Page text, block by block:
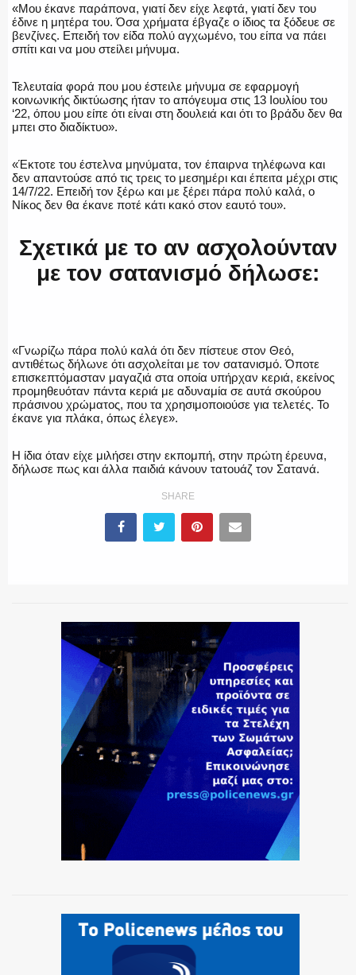
ΑΣΤΥΝΟΜΙΚΟ ΡΕΠΟΡΤΑΖ
Η ΦΩΝΗ ΣΟΥ
ΟΠΛΑ/ΕΞΟΠΛΙΣΜΟΣ
ΟΜΑΔΕΣ ΕΛ.ΑΣ.
«Μου έκανε παράπονα, γιατί δεν είχε λεφτά, γιατί δεν του
έδινε η μητέρα του. Όσα χρήματα έβγαζε ο ίδιος τα ξόδευε σε
βενζίνες. Επειδή τον είδα πολύ αγχωμένο, του είπα να πάει
σπίτι και να μου στείλει μήνυμα.
Τελευταία φορά που μου έστειλε μήνυμα σε εφαρμογή
κοινωνικής δικτύωσης ήταν το απόγευμα στις 13 Ιουλίου του
‘22, όπου μου είπε ότι είναι στη δουλειά και ότι το βράδυ δεν θα
μπει στο διαδίκτυο».
«Έκτοτε του έστελνα μηνύματα, τον έπαιρνα τηλέφωνα και
δεν απαντούσε από τις τρεις το μεσημέρι και έπειτα μέχρι στις
14/7/22. Επειδή τον ξέρω και με ξέρει πάρα πολύ καλά, ο
Νίκος δεν θα έκανε ποτέ κάτι κακό στον εαυτό του».
Σχετικά με το αν ασχολούνταν
με τον σατανισμό δήλωσε:
«Γνωρίζω πάρα πολύ καλά ότι δεν πίστευε στον Θεό,
αντιθέτως δήλωνε ότι ασχολείται με τον σατανισμό. Όποτε
επισκεπτόμασταν μαγαζιά στα οποία υπήρχαν κεριά, εκείνος
προμηθευόταν πάντα κεριά με αδυναμία σε αυτά σκούρου
πράσινου χρώματος, που τα χρησιμοποιούσε για τελετές. Το
έκανε για πλάκα, όπως έλεγε».
Η ίδια όταν είχε μιλήσει στην εκπομπή, στην πρώτη έρευνα,
δήλωσε πως και άλλα παιδιά κάνουν τατουάζ τον Σατανά.
SHARE